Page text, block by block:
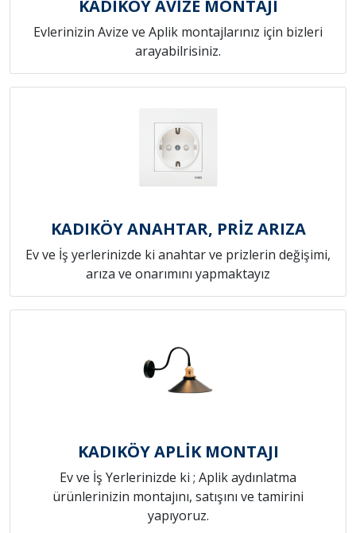
KADIKÖY AVİZE MONTAJI
Evlerinizin Avize ve Aplik montajlarınız için bizleri
arayabilrisiniz.
KADIKÖY ANAHTAR, PRİZ ARIZA
Ev ve İş yerlerinizde ki anahtar ve prizlerin değişimi,
arıza ve onarımını yapmaktayız
KADIKÖY APLİK MONTAJI
Ev ve İş Yerlerinizde ki ; Aplik aydınlatma
ürünlerinizin montajını, satışını ve tamirini
yapıyoruz.